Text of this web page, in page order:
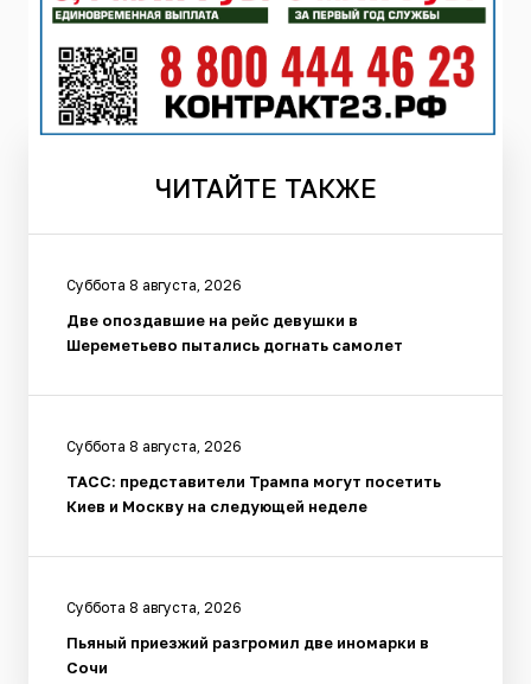
ЧИТАЙТЕ ТАКЖЕ
Суббота 8 августа, 2026
Две опоздавшие на рейс девушки в
Шереметьево пытались догнать самолет
Суббота 8 августа, 2026
ТАСС: представители Трампа могут посетить
Киев и Москву на следующей неделе
Суббота 8 августа, 2026
Пьяный приезжий разгромил две иномарки в
Сочи